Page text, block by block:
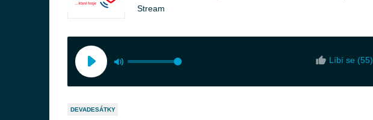
Stream
Líbí se (55)
DEVADESÁTKY